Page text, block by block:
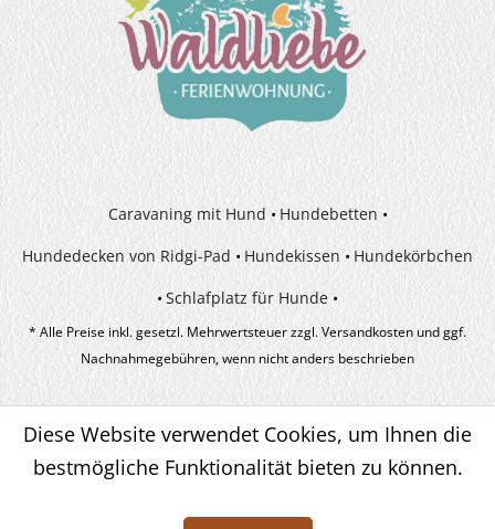
Caravaning mit Hund
Hundebetten
Hundedecken von Ridgi-Pad
Hundekissen
Hundekörbchen
Schlafplatz für Hunde
* Alle Preise inkl. gesetzl. Mehrwertsteuer zzgl.Versandkostenund ggf.
Nachnahmegebühren, wenn nicht anders beschrieben
Diese Website verwendet Cookies, um Ihnen die
bestmögliche Funktionalität bieten zu können.